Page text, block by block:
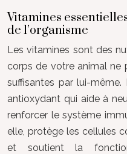
Vitamines
de l’organisme
Les vitamines sont des
corps de votre animal ne
suffisantes par lui-
antioxydant qui aide à
renforcer le système
elle, protège les cellules
et soutient la